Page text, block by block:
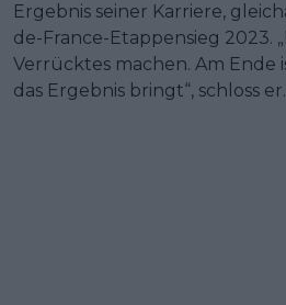
Ergebnis seiner Karriere,
de-France-Etappensieg 2023.
Verrücktes machen. Am Ende
das Ergebnis bringt“, schloss er.